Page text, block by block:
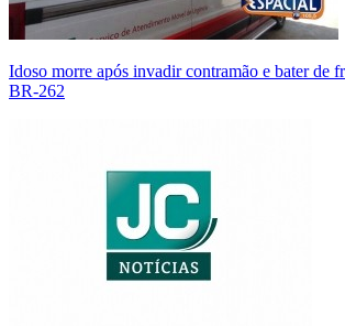
Idoso morre após invadir contramão e bater de
BR-262